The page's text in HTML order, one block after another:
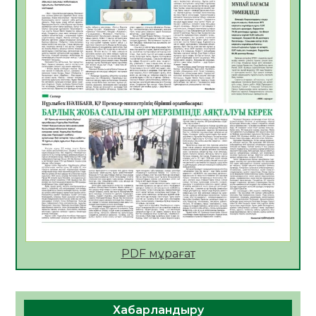
ҚҰРЫЛТАЙ САЙЛАУЫ – БІРЛІК ПЕН
БЕЛСЕНДІЛІКТІҢ БЕЛГІСІ
07.08.2026
58
5547 әскери бөлімінде «Алғашқы қызмет
күні» іс-шарасы өтті
07.08.2026
52
Қаржылық сауаттылықты арттыруға
бағытталған кездесу өтті
07.08.2026
55
ҚҰРЫЛТАЙ САЙЛАУЫ – ЕЛ БОЛАШАҒЫ
ҮШІН ЖАУАПТЫ ҚАДАМ
07.08.2026
59 0
Ауыл шаруашылығы – өңір экономикасының
06.08.2026
68 0
PDF мұрағат
Хабарландыру